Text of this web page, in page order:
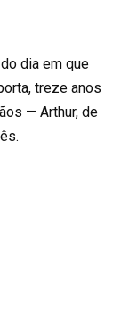
dia em que
treze anos
— Arthur, de